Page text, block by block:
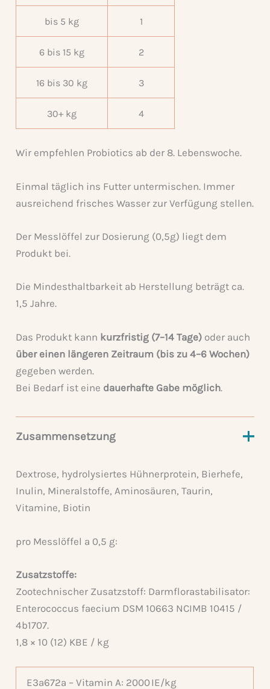
bis 5 kg 1
6 bis 15 kg 2
16 bis 30 kg 3
30+ kg 4
Wir empfehlen Probiotics ab der 8. Lebenswoche.
Einmal täglich ins Futter untermischen. Immer
ausreichend frisches Wasser zur Verfügung stellen.
Der Messlöffel zur Dosierung (0,5g) liegt dem
Produkt bei.
Die Mindesthaltbarkeit ab Herstellung beträgt ca.
1,5 Jahre.
Das Produkt kann kurzfristig (7–14 Tage) oder auch
über einen längeren Zeitraum (bis zu 4–6 Wochen)
gegeben werden.
Bei Bedarf ist eine dauerhafte Gabe möglich.
Zusammensetzung
Dextrose, hydrolysiertes Hühnerprotein, Bierhefe,
Inulin, Mineralstoffe, Aminosäuren, Taurin,
Vitamine, Biotin
pro Messlöffel a 0,5 g:
Zusatzstoffe:
Zootechnischer Zusatzstoff: Darmflorastabilisator:
Enterococcus faecium DSM 10663 NCIMB 10415 /
4b1707.
1,8 × 10 (12) KBE / kg
E3a672a – Vitamin A: 2000 IE/kg